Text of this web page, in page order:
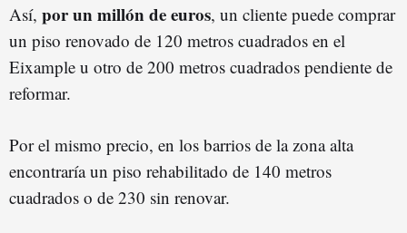
Así, por un millón de euros, un cliente puede comprar
un piso renovado de 120 metros cuadrados en el
Eixample u otro de 200 metros cuadrados pendiente de
reformar.
Por el mismo precio, en los barrios de la zona alta
encontraría un piso rehabilitado de 140 metros
cuadrados o de 230 sin renovar.